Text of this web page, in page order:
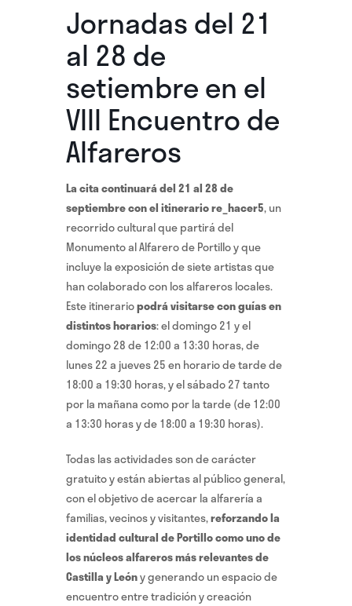
Jornadas del 21
al 28 de
setiembre en el
VIII Encuentro de
Alfareros
La cita continuará del 21 al 28 de
septiembre con el itinerario re_hacer5, un
recorrido cultural que partirá del
Monumento al Alfarero de Portillo y que
incluye la exposición de siete artistas que
han colaborado con los alfareros locales.
Este itinerariopodrá visitarse con guías en
distintos horarios: el domingo 21 y el
domingo 28 de 12:00 a 13:30 horas, de
lunes 22 a jueves 25 en horario de tarde de
18:00 a 19:30 horas, y el sábado 27 tanto
por la mañana como por la tarde (de 12:00
a 13:30 horas y de 18:00 a 19:30 horas).
Todas las actividades son de carácter
gratuito y están abiertas al público general,
con el objetivo de acercar la alfarería a
familias, vecinos y visitantes,reforzando la
identidad cultural de Portillo como uno de
los núcleos alfareros más relevantes de
Castilla y Leóny generando un espacio de
encuentro entre tradición y creación